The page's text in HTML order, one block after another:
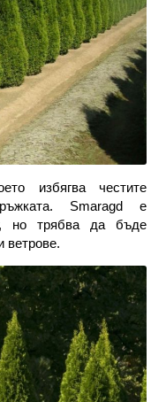
избягва честите
Smaragd е
но трябва да бъде
ветрове.